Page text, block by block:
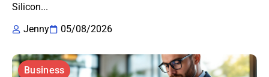
Silicon...
Jenny
05/08/2026
Business